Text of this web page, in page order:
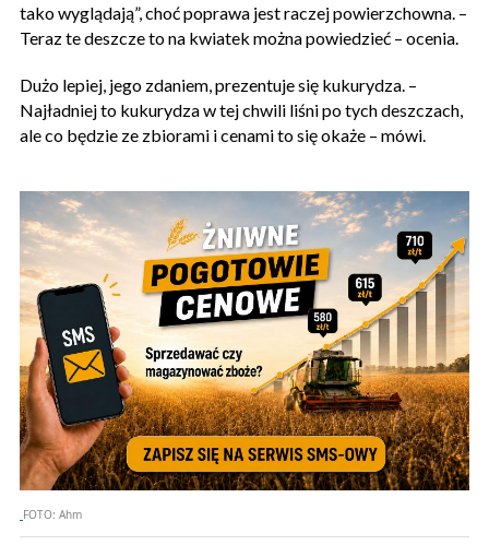
tako wyglądają”, choć poprawa jest raczej powierzchowna. –
Teraz te deszcze to na kwiatek można powiedzieć – ocenia.
Dużo lepiej, jego zdaniem, prezentuje się kukurydza. –
Najładniej to kukurydza w tej chwili liśni po tych deszczach,
ale co będzie ze zbiorami i cenami to się okaże – mówi.
FOTO: Ahm